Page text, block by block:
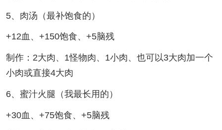
5、肉汤（最补饱食的）
+12血、+150饱食、+5脑残
制作：2大肉、1怪物肉、1小肉、也可以3大肉加一个
小肉或直接4大肉
6、蜜汁火腿（我最长用的）
+30血、+75饱食、+5脑残